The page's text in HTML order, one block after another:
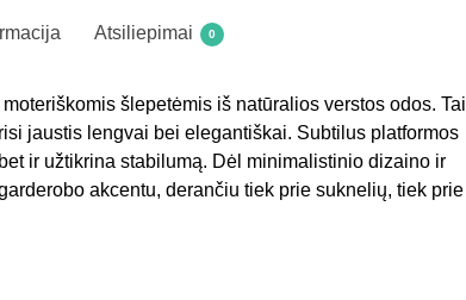
Atsiliepimai 0
šlepetėmis iš natūralios verstos odos. Tai
jaustis lengvai bei elegantiškai. Subtilus platformos
ir užtikrina stabilumą. Dėl minimalistinio dizaino ir
akcentu, derančiu tiek prie suknelių, tiek prie